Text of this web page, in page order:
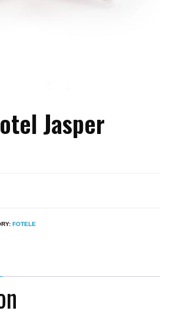
Jasper
FOTELE